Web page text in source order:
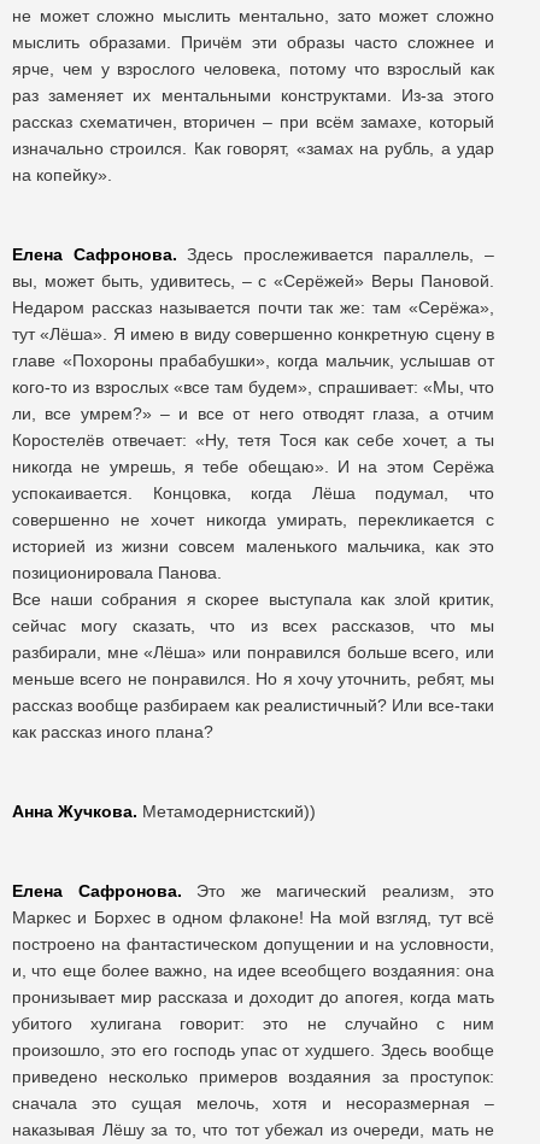
не может сложно мыслить ментально, зато может сложно
мыслить образами. Причём эти образы часто сложнее и
ярче, чем у взрослого человека, потому что взрослый как
раз заменяет их ментальными конструктами. Из-за этого
рассказ схематичен, вторичен – при всём замахе, который
изначально строился. Как говорят, «замах на рубль, а удар
на копейку».
Елена Сафронова.Здесь прослеживается параллель, –
вы, может быть, удивитесь, – с «Серёжей» Веры Пановой.
Недаром рассказ называется почти так же: там «Серёжа»,
тут «Лёша». Я имею в виду совершенно конкретную сцену в
главе «Похороны прабабушки», когда мальчик, услышав от
кого-то из взрослых «все там будем», спрашивает: «Мы, что
ли, все умрем?» – и все от него отводят глаза, а отчим
Коростелёв отвечает: «Ну, тетя Тося как себе хочет, а ты
никогда не умрешь, я тебе обещаю». И на этом Серёжа
успокаивается. Концовка, когда Лёша подумал, что
совершенно не хочет никогда умирать, перекликается с
историей из жизни совсем маленького мальчика, как это
позиционировала Панова.
Все наши собрания я скорее выступала как злой критик,
сейчас могу сказать, что из всех рассказов, что мы
разбирали, мне «Лёша» или понравился больше всего, или
меньше всего не понравился. Но я хочу уточнить, ребят, мы
рассказ вообще разбираем как реалистичный? Или все-таки
как рассказ иного плана?
Анна Жучкова. Метамодернистский))
Елена Сафронова. Это же магический реализм, это
Маркес и Борхес в одном флаконе! На мой взгляд, тут всё
построено на фантастическом допущении и на условности,
и, что еще более важно, на идее всеобщего воздаяния: она
пронизывает мир рассказа и доходит до апогея, когда мать
убитого хулигана говорит: это не случайно с ним
произошло, это его господь упас от худшего. Здесь вообще
приведено несколько примеров воздаяния за проступок:
сначала это сущая мелочь, хотя и несоразмерная –
наказывая Лёшу за то, что тот убежал из очереди, мать не